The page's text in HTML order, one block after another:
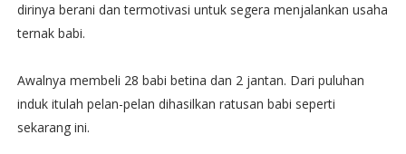
dirinya berani dan termotivasi untuk segera menjalankan usaha
ternak babi.
Awalnya membeli 28 babi betina dan 2 jantan. Dari puluhan
induk itulah pelan-pelan dihasilkan ratusan babi seperti
sekarang ini.